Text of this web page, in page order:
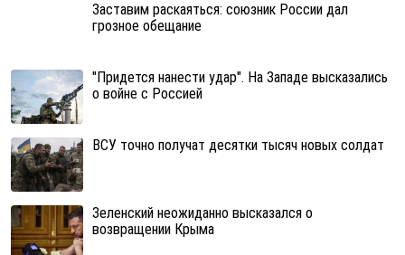
Заставим раскаяться: союзник России дал
грозное обещание
"Придется нанести удар". На Западе высказались
о войне с Россией
ВСУ точно получат десятки тысяч новых солдат
Зеленский неожиданно высказался о
возвращении Крыма